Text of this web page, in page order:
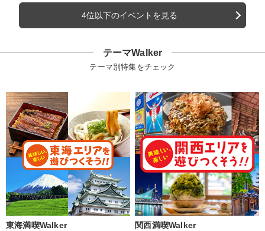
4位以下のイベントを見る
テーマWalker
テーマ別特集をチェック
東海満喫Walker 関西満喫Walker